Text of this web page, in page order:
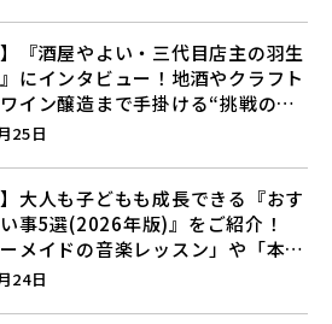
】『酒屋やよい・三代目店主の羽生
にインタビュー！地酒やクラフト
イン醸造まで手掛ける“挑戦の歴
♪
25日
】大人も子どもも成長できる『おす
事5選(2026年版)』をご紹介！
ーメイドの音楽レッスン」や「本格
シング」で新しい自分を見つけよ
24日